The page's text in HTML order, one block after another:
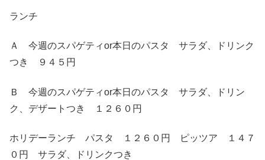
ランチ
Ａ 今週のスパゲティor本日のパスタ サラダ、ドリンク
つき ９４５円
Ｂ 今週のスパゲティor本日のパスタ サラダ、ドリン
ク、デザートつき １２６０円
ホリデーランチ パスタ １２６０円 ピッツア １４７
０円 サラダ、ドリンクつき